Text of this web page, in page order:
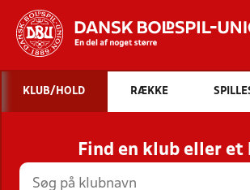
Hvad
INDHOLD
STILLINGER, RESULTATER,
HOLD
KLUB/HOLD RÆKKE
Find en klub eller et